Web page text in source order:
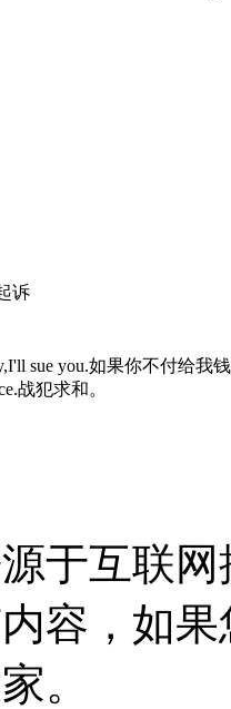
诉
sue you.如果你不付给我
战犯求和。
于互联
容，如
。